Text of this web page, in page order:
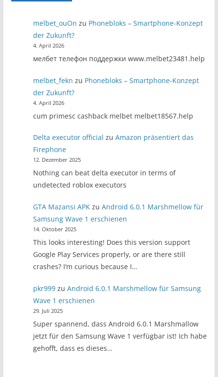
melbet_ouOn zu Phonebloks – Smartphone-Konzept
der Zukunft?
4. April 2026
мелбет телефон поддержки www.melbet23481.help
melbet_fekn zu Phonebloks – Smartphone-Konzept
der Zukunft?
4. April 2026
cum primesc cashback melbet melbet18567.help
Delta executor official zuAmazon präsentiert das
Firephone
12. Dezember 2025
Nothing can beat delta executor in terms of
undetected roblox executors
GTA Mazansi APK zuAndroid 6.0.1 Marshmellow für
Samsung Wave 1 erschienen
14. Oktober 2025
This looks interesting! Does this version support
Google Play Services properly, or are there still
crashes? I’m curious because I…
pkr999 zuAndroid 6.0.1 Marshmellow für Samsung
Wave 1 erschienen
29. Juli 2025
Super spannend, dass Android 6.0.1 Marshmallow
jetzt für den Samsung Wave 1 verfügbar ist! Ich habe
gehofft, dass es dieses…